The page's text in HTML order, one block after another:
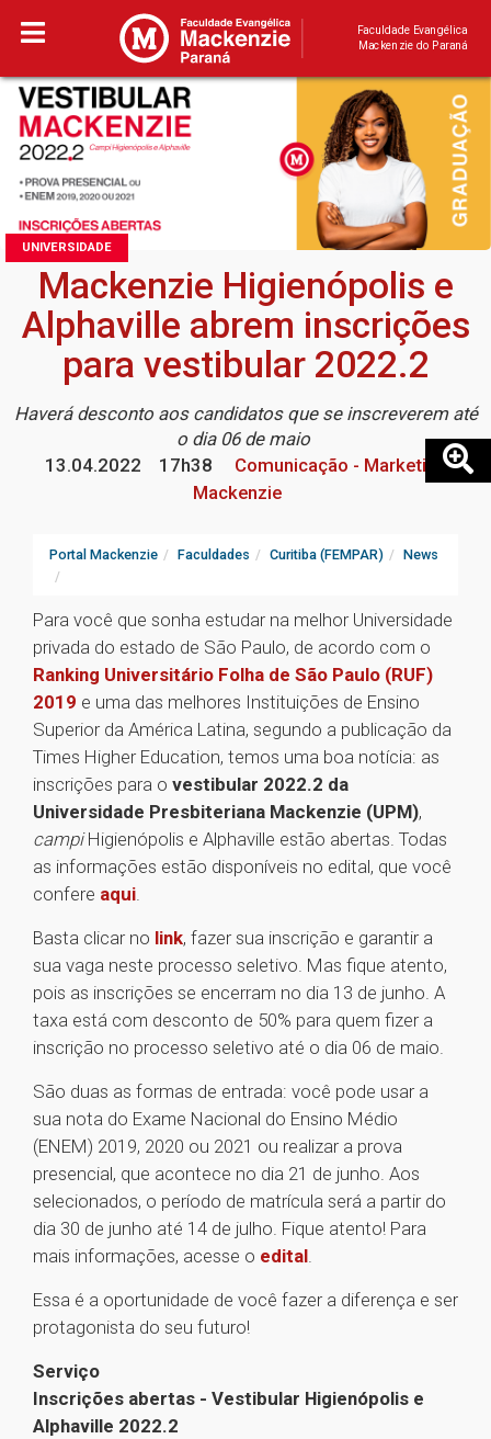
Faculdade Evangélica
Mackenzie do Paraná
UNIVERSIDADE
Mackenzie Higienópolis e
Alphaville abrem inscrições
para vestibular 2022.2
Haverá desconto aos candidatos que se inscreverem até
o dia 06 de maio
13.04.2022
17h38
Comunicação - Marketing
Mackenzie
Portal Mackenzie Faculdades Curitiba (FEMPAR) News
Para você que sonha estudar na melhor Universidade
privada do estado de São Paulo, de acordo com o
Ranking Universitário Folha de São Paulo (RUF)
2019 e uma das melhores Instituições de Ensino
Superior da América Latina, segundo a publicação da
Times Higher Education, temos uma boa notícia: as
inscrições para o vestibular 2022.2 da
Universidade Presbiteriana Mackenzie (UPM),
campiHigienópolis e Alphaville estão abertas. Todas
as informações estão disponíveis no edital, que você
confere aqui.
Basta clicar no link, fazer sua inscrição e garantir a
sua vaga neste processo seletivo. Mas fique atento,
pois as inscrições se encerram no dia 13 de junho. A
taxa está com desconto de 50% para quem fizer a
inscrição no processo seletivo até o dia 06 de maio.
São duas as formas de entrada: você pode usar a
sua nota do Exame Nacional do Ensino Médio
(ENEM) 2019, 2020 ou 2021 ou realizar a prova
presencial, que acontece no dia 21 de junho. Aos
selecionados, o período de matrícula será a partir do
dia 30 de junho até 14 de julho. Fique atento! Para
mais informações, acesse o edital.
Essa é a oportunidade de você fazer a diferença e ser
protagonista do seu futuro!
Serviço
Inscrições abertas - Vestibular Higienópolis e
Alphaville 2022.2